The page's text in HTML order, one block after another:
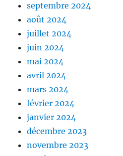
septembre 2024
août 2024
juillet 2024
juin 2024
mai 2024
avril 2024
mars 2024
février 2024
janvier 2024
décembre 2023
novembre 2023